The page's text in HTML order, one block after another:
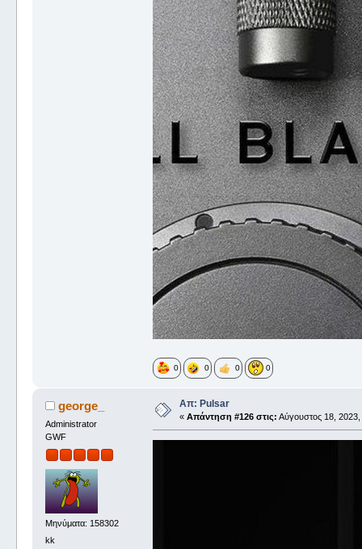
0 0 0 0
george_
Administrator
GWF
Μηνύματα: 158302
kk
Απ: Pulsar
« Απάντηση #126 στις: Αύγουστος 18,